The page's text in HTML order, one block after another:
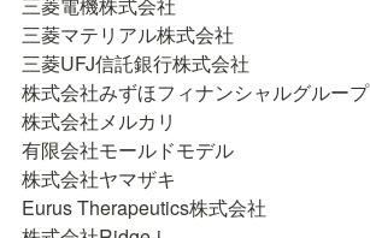
三菱電機株式会社
三菱マテリアル株式会社
三菱UFJ信託銀行株式会社
株式会社みずほフィナンシャルグループ
株式会社メルカリ
有限会社モールドモデル
株式会社ヤマザキ
Eurus Therapeutics株式会社